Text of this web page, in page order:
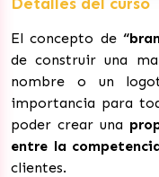
El concepto de
de construir una
nombre o un
importancia para
poder crear una
entre la
clientes.